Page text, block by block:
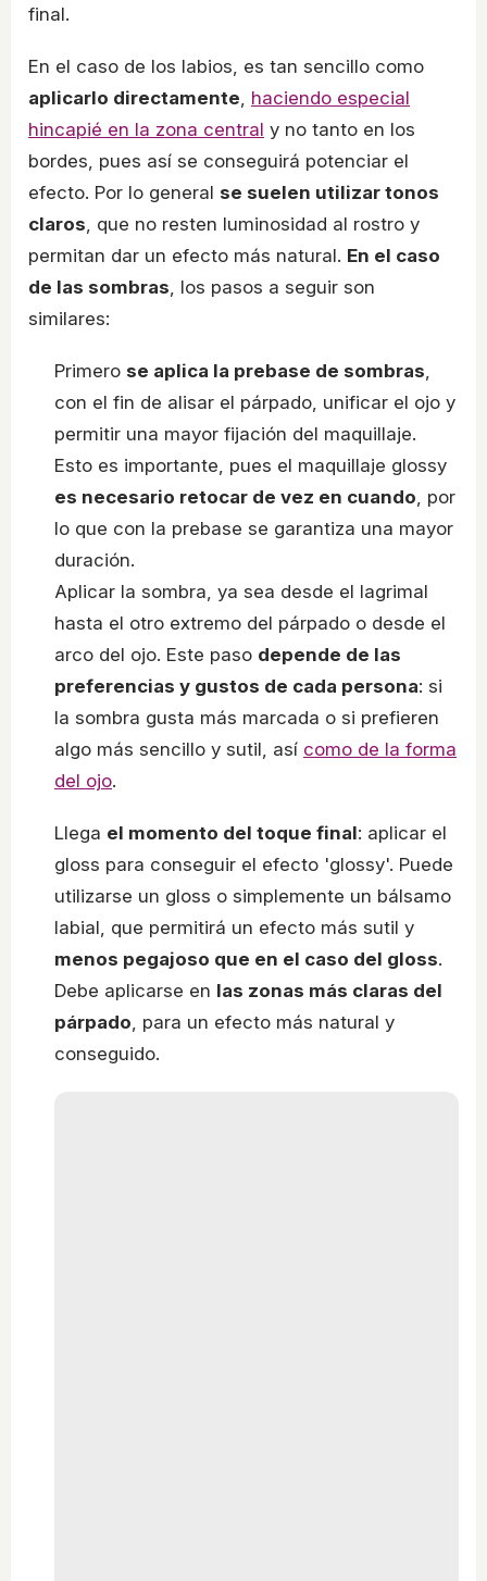
final.
En el caso de los labios, es tan sencillo como
aplicarlo directamente, haciendo especial
hincapié en la zona central y no tanto en los
bordes, pues así se conseguirá potenciar el
efecto. Por lo general se suelen utilizar tonos
claros, que no resten luminosidad al rostro y
permitan dar un efecto más natural. En el caso
de las sombras, los pasos a seguir son
similares:
Primero se aplica la prebase de sombras,
con el fin de alisar el párpado, unificar el ojo y
permitir una mayor fijación del maquillaje.
Esto es importante, pues el maquillaje glossy
es necesario retocar de vez en cuando, por
lo que con la prebase se garantiza una mayor
duración.
Aplicar la sombra, ya sea desde el lagrimal
hasta el otro extremo del párpado o desde el
arco del ojo. Este paso depende de las
preferencias y gustos de cada persona: si
la sombra gusta más marcada o si prefieren
algo más sencillo y sutil, así como de la forma
del ojo.
Llega el momento del toque final: aplicar el
gloss para conseguir el efecto 'glossy'. Puede
utilizarse un gloss o simplemente un bálsamo
labial, que permitirá un efecto más sutil y
menos pegajoso que en el caso del gloss.
Debe aplicarse en las zonas más claras del
párpado, para un efecto más natural y
conseguido.